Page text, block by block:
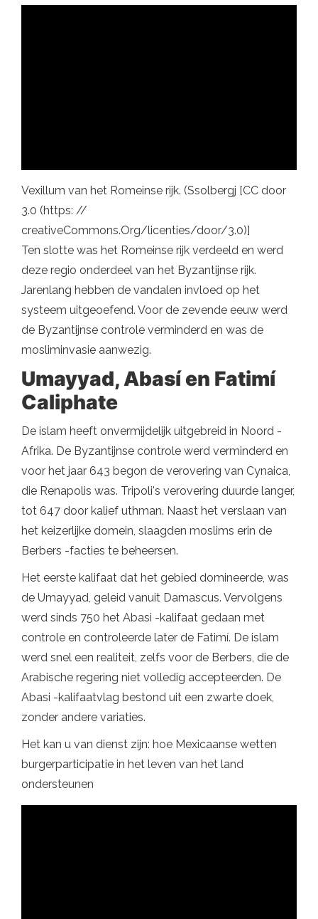
Vexillum van het Romeinse rijk. (Ssolbergj [CC door
3.0 (https: //
creativeCommons.Org/licenties/door/3.0)]
Ten slotte was het Romeinse rijk verdeeld en werd
deze regio onderdeel van het Byzantijnse rijk.
Jarenlang hebben de vandalen invloed op het
systeem uitgeoefend. Voor de zevende eeuw werd
de Byzantijnse controle verminderd en was de
mosliminvasie aanwezig.
Umayyad, Abasí en Fatimí
Caliphate
De islam heeft onvermijdelijk uitgebreid in Noord -
Afrika. De Byzantijnse controle werd verminderd en
voor het jaar 643 begon de verovering van Cynaica,
die Renapolis was. Tripoli's verovering duurde langer,
tot 647 door kalief uthman. Naast het verslaan van
het keizerlijke domein, slaagden moslims erin de
Berbers -facties te beheersen.
Het eerste kalifaat dat het gebied domineerde, was
de Umayyad, geleid vanuit Damascus. Vervolgens
werd sinds 750 het Abasi -kalifaat gedaan met
controle en controleerde later de Fatimí. De islam
werd snel een realiteit, zelfs voor de Berbers, die de
Arabische regering niet volledig accepteerden. De
Abasi -kalifaatvlag bestond uit een zwarte doek,
zonder andere variaties.
Het kan u van dienst zijn: hoe Mexicaanse wetten
burgerparticipatie in het leven van het land
ondersteunen